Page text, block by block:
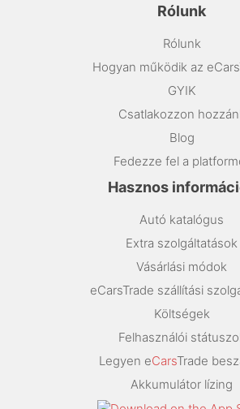
Rólunk
Rólunk
Hogyan működik az
GYIK
Csatlakozzon
Blog
Fedezze fel a
Hasznos
Autó katalógus
Extra szolgáltatások
Vásárlási módok
eCarsTrade szállítási
Költségek
Felhasználói
Legyen eCarsTrade
Akkumulátor lízing